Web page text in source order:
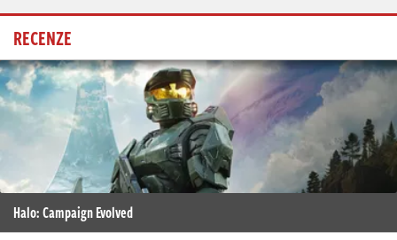
RECENZE
Halo: Campaign Evolved